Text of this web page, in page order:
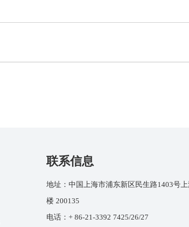
联系信息
地址：中国上海市浦东新区民生路1403号
楼 200135
电话：+ 86-21-3392 7425/26/27